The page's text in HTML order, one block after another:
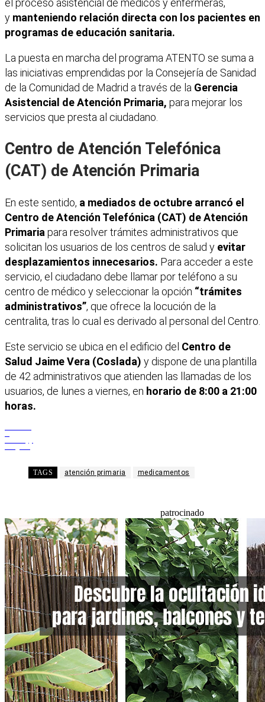
el proceso asistencial de médicos y enfermeras,
y manteniendo relación directa con los pacientes en
programas de educación sanitaria.
La puesta en marcha del programa ATENTO se suma a
las iniciativas emprendidas por la Consejería de Sanidad
de la Comunidad de Madrid a través de la Gerencia
Asistencial de Atención Primaria, para mejorar los
servicios que presta al ciudadano.
Centro de Atención Telefónica
(CAT) de Atención Primaria
En este sentido, a mediados de octubre arrancó el
Centro de Atención Telefónica (CAT) de Atención
Primaria para resolver trámites administrativos que
solicitan los usuarios de los centros de salud y evitar
desplazamientos innecesarios. Para acceder a este
servicio, el ciudadano debe llamar por teléfono a su
centro de médico y seleccionar la opción “trámites
administrativos”, que ofrece la locución de la
centralita, tras lo cual es derivado al personal del Centro.
Este servicio se ubica en el edificio del Centro de
Salud Jaime Vera (Coslada) y dispone de una plantilla
de 42 administrativos que atienden las llamadas de los
usuarios, de lunes a viernes, en horario de 8:00 a 21:00
horas.
TAGS atención primaria medicamentos
patrocinado